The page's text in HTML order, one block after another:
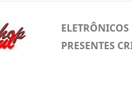
ELETRÔNICOS
PRESENTES